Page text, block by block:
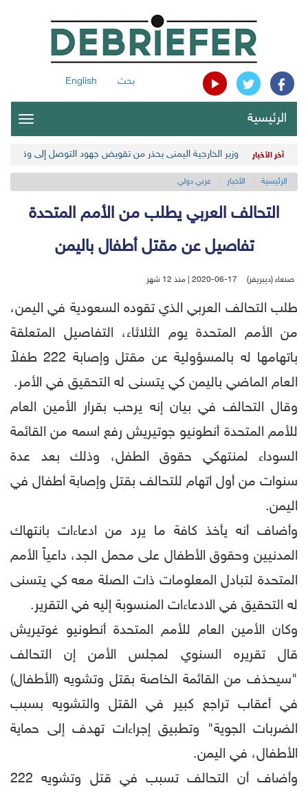
بحث English
الرئيسية
آخر الأخبار وزير الخارجية اليمني يحذر من تقويض جهود التوصل إلى وقف
الرئيسية الأخبار عربي دولي
التحالف العربي يطلب من الأمم المتحدة
تفاصيل عن مقتل أطفال باليمن
صنعاء (ديبريفر) 2020-06-17 | منذ 12 شهر
طلب التحالف العربي الذي تقوده السعودية في اليمن،
من الأمم المتحدة يوم الثلاثاء، التفاصيل المتعلقة
باتهامها له بالمسؤولية عن مقتل وإصابة 222 طفلاً
العام الماضي باليمن كي يتسنى له التحقيق في الأمر.
وقال التحالف في بيان إنه يرحب بقرار الأمين العام
للأمم المتحدة أنطونيو جوتيريش رفع اسمه من القائمة
السوداء لمنتهكي حقوق الطفل، وذلك بعد عدة
سنوات من أول اتهام للتحالف بقتل وإصابة أطفال في
اليمن.
وأضاف أنه يأخذ كافة ما يرد من ادعاءات بانتهاك
المدنيين وحقوق الأطفال على محمل الجد، داعياً الأمم
المتحدة لتبادل المعلومات ذات الصلة معه كي يتسنى
له التحقيق في الادعاءات المنسوبة إليه في التقرير.
وكان الأمين العام للأمم المتحدة أنطونيو غوتيريش
قال تقريره السنوي لمجلس الأمن إن التحالف
"سيحذف من القائمة الخاصة بقتل وتشويه (الأطفال)
في أعقاب تراجع كبير في القتل والتشويه بسبب
الضربات الجوية" وتطبيق إجراءات تهدف إلى حماية
الأطفال، في اليمن.
وأضاف أن التحالف تسبب في قتل وتشويه 222